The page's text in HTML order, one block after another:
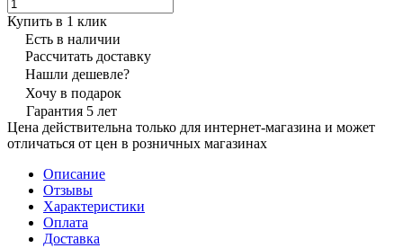
Купить в 1 клик
Есть в наличии
Рассчитать доставку
Нашли дешевле?
Хочу в подарок
Гарантия 5 лет
Цена действительна только для интернет-магазина и может
отличаться от цен в розничных магазинах
Описание
Отзывы
Характеристики
Оплата
Доставка